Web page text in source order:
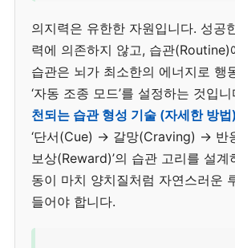
의지력은 유한한 자원입니다. 성공
력에 의존하지 않고, 습관(Routine)
습관은 뇌가 최소한의 에너지로 행
‘자동 조종 모드’를 설정하는 것입니
천되는 습관 형성 기술 (자세한 방법)
‘단서(Cue) → 갈망(Craving) → 반
보상(Reward)’의 습관 고리를 설계
동이 마치 양치질처럼 자연스러운
들어야 합니다.